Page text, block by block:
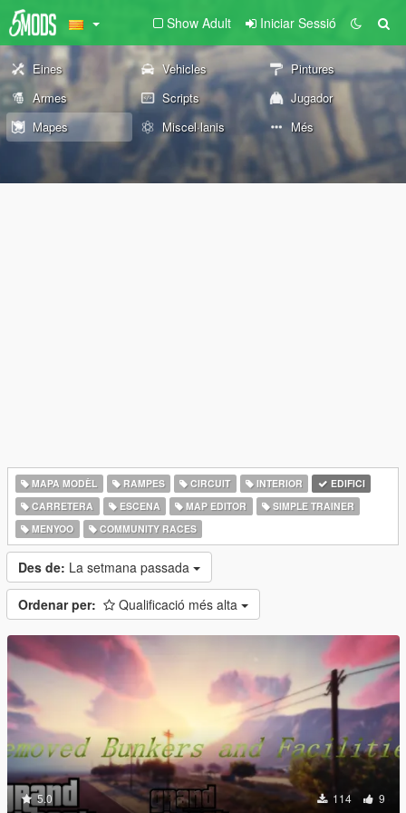
Show Adult Iniciar Sessió
Eines Vehicles
Pintures
Armes
Scripts
Jugador
Mapes
Miscel·lanis Més
MAPA MODÈL RAMPES CIRCUIT INTERIOR
EDIFICI
CARRETERA
ESCENA MAP EDITOR
SIMPLE TRAINER
MENYOO
COMMUNITY RACES
Des de: La setmana passada
Ordenar per: Qualificació més alta
5.0 114 9